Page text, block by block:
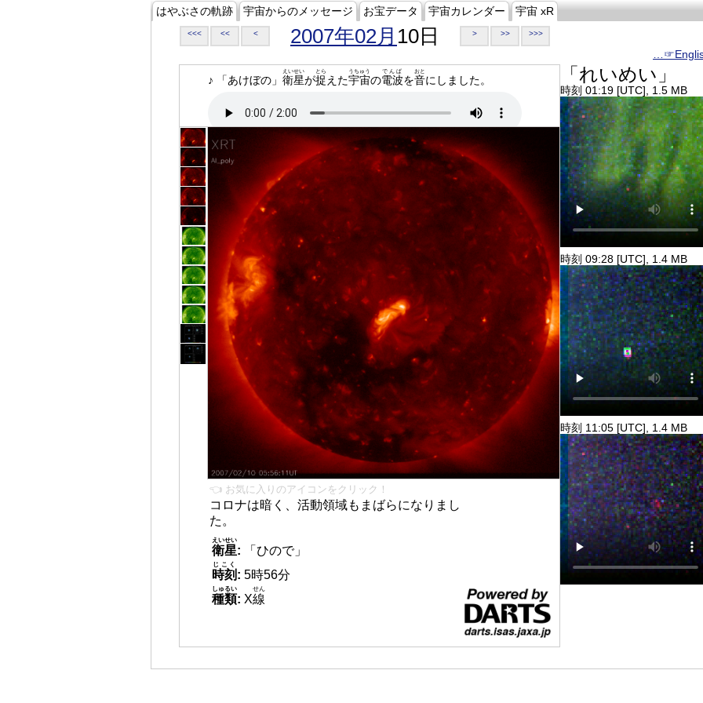
はやぶさの軌跡 宇宙からのメッセージ お宝データ 宇宙カレンダー 宇宙 xR
<<< << < 2007年02月 10日 > >> >>>
♪ 「あけぼの」 衛星
えいせい
が捉
とら
えた宇宙
うちゅう
の電波
でんぱ
を音
おと
にしました。
👈 お気に入りのアイコンをクリック！
コロナは暗く、活動領域もまばらになりまし
た。
衛星
えいせい
:
「ひので」
時刻
じこく
: 5時56分
種類
しゅるい
: X線
せん
「れいめい」
時刻 01:19 [UTC], 1.5 MB
時刻 09:28 [UTC], 1.4 MB
時刻 11:05 [UTC], 1.4 MB